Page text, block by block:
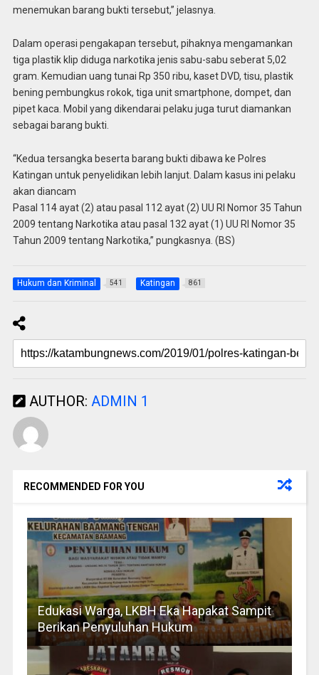
menemukan barang bukti tersebut,” jelasnya.
Dalam operasi pengakapan tersebut, pihaknya mengamankan
tiga plastik klip diduga narkotika jenis sabu-sabu seberat 5,02
gram. Kemudian uang tunai Rp 350 ribu, kaset DVD, tisu, plastik
bening pembungkus rokok, tiga unit smartphone, dompet, dan
pipet kaca. Mobil yang dikendarai pelaku juga turut diamankan
sebagai barang bukti.
“Kedua tersangka beserta barang bukti dibawa ke Polres
Katingan untuk penyelidikan lebih lanjut. Dalam kasus ini pelaku
akan diancam
Pasal 114 ayat (2) atau pasal 112 ayat (2) UU RI Nomor 35 Tahun
2009 tentang Narkotika atau pasal 132 ayat (1) UU RI Nomor 35
Tahun 2009 tentang Narkotika,” pungkasnya. (BS)
Hukum dan Kriminal 541 Katingan 861
AUTHOR: ADMIN 1
RECOMMENDED FOR YOU
Edukasi Warga, LKBH Eka Hapakat Sampit
Berikan Penyuluhan Hukum